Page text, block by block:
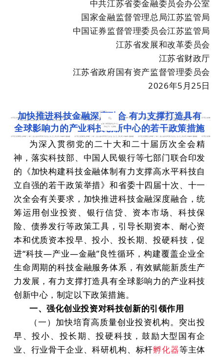
中共江苏省委金融委员会办公室
国家金融监督管理总局江苏监管局
中国证券监督管理委员会江苏监管局
江苏省发展和改革委员会
江苏省财政厅
江苏省政府国有资产监督管理委员会
2026年5月25日
加快推进科技金融深度融合 有力支撑打造具有
全球影响力的产业科技创新中心的若干政策措施
为深入贯彻党的二十大和二十届历次全会精
神，落实科技部、中国人民银行等七部门联合印发
的《加快构建科技金融体制有力支撑高水平科技自
立自强的若干政策举措》和省委十四届十次、十一
次全会有关要求，加快推进科技金融深度融合，统
筹运用创业投资、银行信贷、资本市场、科技保
险、债券发行等政策工具，引导长期资本、耐心资
本和优质资本投早、投小、投长期、投硬科技，促
进“科技—产业—金融”良性循环，构建覆盖企业全
生命周期的科技金融服务体系，有效赋能新质生产
力发展，有力支撑打造具有全球影响力的产业科技
创新中心，制定以下政策措施。
一、强化创业投资对科技创新的引领作用
（一）加快培育高质量创业投资机构。突出投
早、投小、投长期、投硬科技，鼓励大型国有企
业、行业骨干企业、科研机构、标杆孵化器等主体